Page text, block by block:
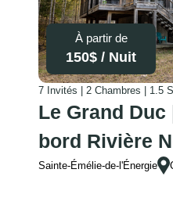
7 Invités | 2 Chambres | 1.5
Le Grand Duc
bord Rivière
Sainte-Émélie-de-l'Énergie
À partir de
150$ / Nuit